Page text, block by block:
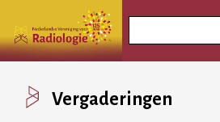
naar
inhoud
Phrase
Vergaderingen